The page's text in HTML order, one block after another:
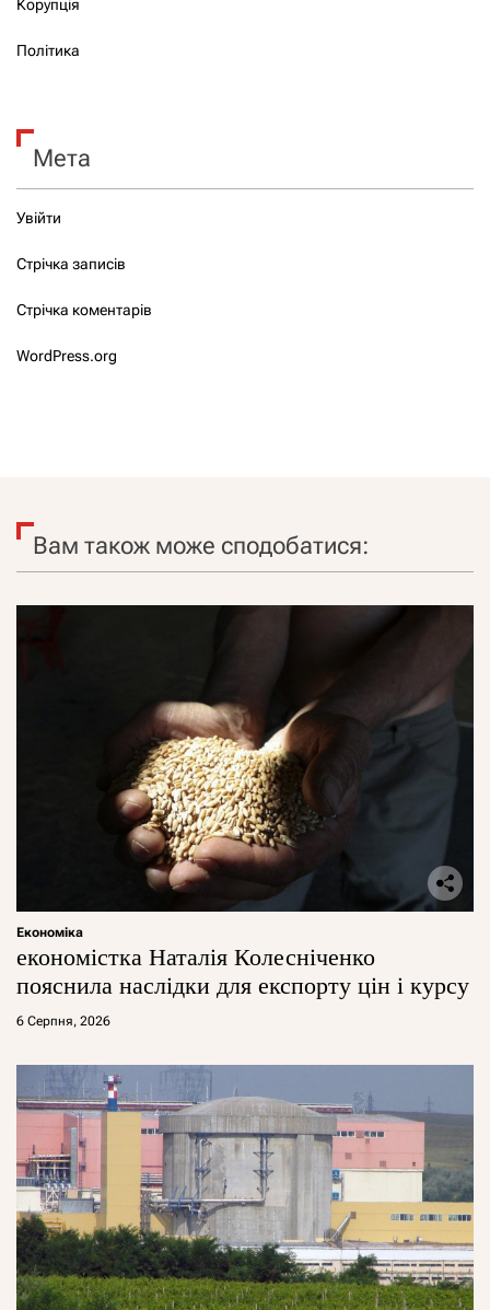
Корупція
Політика
Мета
Увійти
Стрічка записів
Стрічка коментарів
WordPress.org
Вам також може сподобатися:
Економіка
економістка Наталія Колесніченко
пояснила наслідки для експорту цін і курсу
6 Серпня, 2026